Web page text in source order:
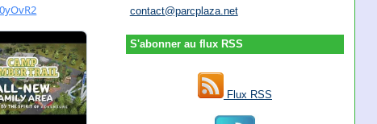
contact@parcplaza.net
S'abonner au flux RSS
Flux RSS